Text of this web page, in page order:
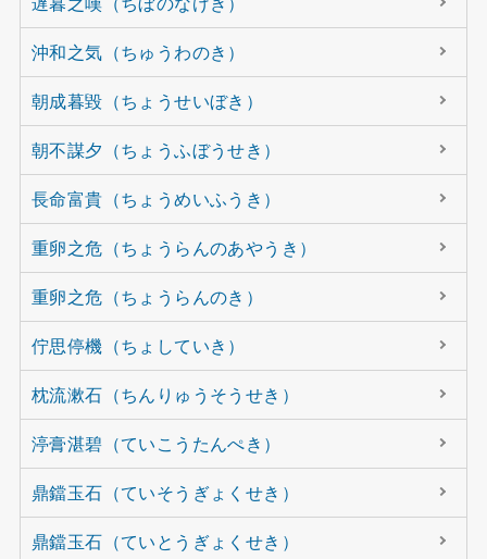
沖和之気（ちゅうわのき）
朝成暮毀（ちょうせいぼき）
朝不謀夕（ちょうふぼうせき）
長命富貴（ちょうめいふうき）
重卵之危（ちょうらんのあやうき）
重卵之危（ちょうらんのき）
佇思停機（ちょしていき）
枕流漱石（ちんりゅうそうせき）
渟膏湛碧（ていこうたんぺき）
鼎鐺玉石（ていそうぎょくせき）
鼎鐺玉石（ていとうぎょくせき）